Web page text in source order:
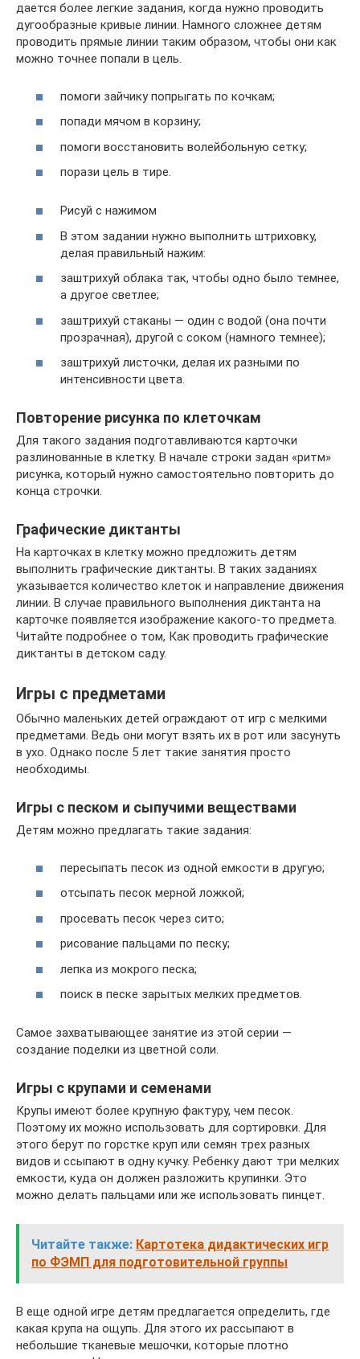
дается более легкие задания, когда нужно проводить
дугообразные кривые линии. Намного сложнее детям
проводить прямые линии таким образом, чтобы они как
можно точнее попали в цель.
помоги зайчику попрыгать по кочкам;
попади мячом в корзину;
помоги восстановить волейбольную сетку;
порази цель в тире.
Рисуй с нажимом
В этом задании нужно выполнить штриховку,
делая правильный нажим:
заштрихуй облака так, чтобы одно было темнее,
а другое светлее;
заштрихуй стаканы — один с водой (она почти
прозрачная), другой с соком (намного темнее);
заштрихуй листочки, делая их разными по
интенсивности цвета.
Повторение рисунка по клеточкам
Для такого задания подготавливаются карточки
разлинованные в клетку. В начале строки задан «ритм»
рисунка, который нужно самостоятельно повторить до
конца строчки.
Графические диктанты
На карточках в клетку можно предложить детям
выполнить графические диктанты. В таких заданиях
указывается количество клеток и направление движения
линии. В случае правильного выполнения диктанта на
карточке появляется изображение какого-то предмета.
Читайте подробнее о том, Как проводить графические
диктанты в детском саду.
Игры с предметами
Обычно маленьких детей ограждают от игр с мелкими
предметами. Ведь они могут взять их в рот или засунуть
в ухо. Однако после 5 лет такие занятия просто
необходимы.
Игры с песком и сыпучими веществами
Детям можно предлагать такие задания:
пересыпать песок из одной емкости в другую;
отсыпать песок мерной ложкой;
просевать песок через сито;
рисование пальцами по песку;
лепка из мокрого песка;
поиск в песке зарытых мелких предметов.
Самое захватывающее занятие из этой серии —
создание поделки из цветной соли.
Игры с крупами и семенами
Крупы имеют более крупную фактуру, чем песок.
Поэтому их можно использовать для сортировки. Для
этого берут по горстке круп или семян трех разных
видов и ссыпают в одну кучку. Ребенку дают три мелких
емкости, куда он должен разложить крупинки. Это
можно делать пальцами или же использовать пинцет.
Читайте также: Картотека дидактических игр
по ФЭМП для подготовительной группы
В еще одной игре детям предлагается определить, где
какая крупа на ощупь. Для этого их рассыпают в
небольшие тканевые мешочки, которые плотно